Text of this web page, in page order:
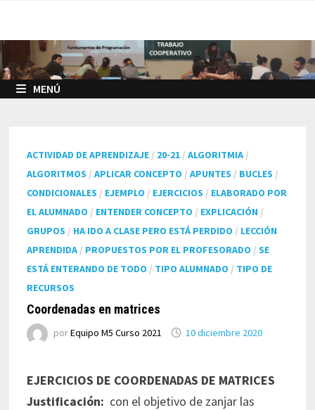
contenido
MENÚ
ACTIVIDAD DE APRENDIZAJE / 20-21 /ALGORITMIA /
ALGORITMOS /APLICAR CONCEPTO /APUNTES / BUCLES /
CONDICIONALES / EJEMPLO / EJERCICIOS / ELABORADO POR
EL ALUMNADO / ENTENDER CONCEPTO / EXPLICACIÓN /
GRUPOS / HA IDO A CLASE PERO ESTÁ PERDIDO / LECCIÓN
APRENDIDA / PROPUESTOS POR EL PROFESORADO /SE
ESTÁ ENTERANDO DE TODO / TIPO ALUMNADO / TIPO DE
RECURSOS
Coordenadas en matrices
porEquipo M5 Curso 2021 10 diciembre 2020
EJERCICIOS DE COORDENADAS DE MATRICES
Justificación: con el objetivo de zanjar las